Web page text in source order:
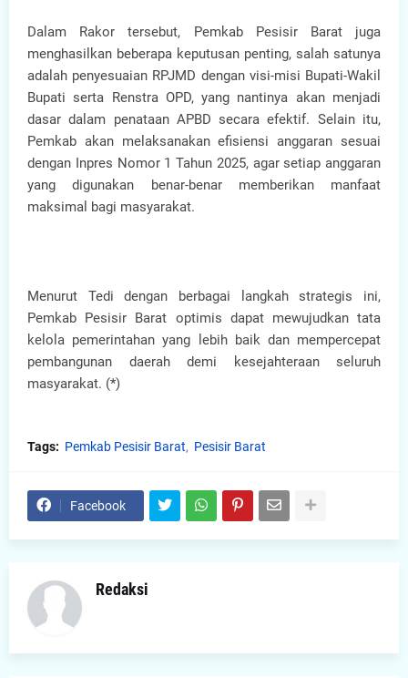
Dalam Rakor tersebut, Pemkab Pesisir Barat juga
menghasilkan beberapa keputusan penting, salah satunya
adalah penyesuaian RPJMD dengan visi-misi Bupati-Wakil
Bupati serta Renstra OPD, yang nantinya akan menjadi
dasar dalam penataan APBD secara efektif. Selain itu,
Pemkab akan melaksanakan efisiensi anggaran sesuai
dengan Inpres Nomor 1 Tahun 2025, agar setiap anggaran
yang digunakan benar-benar memberikan manfaat
maksimal bagi masyarakat.
Menurut Tedi dengan berbagai langkah strategis ini,
Pemkab Pesisir Barat optimis dapat mewujudkan tata
kelola pemerintahan yang lebih baik dan mempercepat
pembangunan daerah demi kesejahteraan seluruh
masyarakat. (*)
Tags: Pemkab Pesisir Barat Pesisir Barat
Facebook
Redaksi